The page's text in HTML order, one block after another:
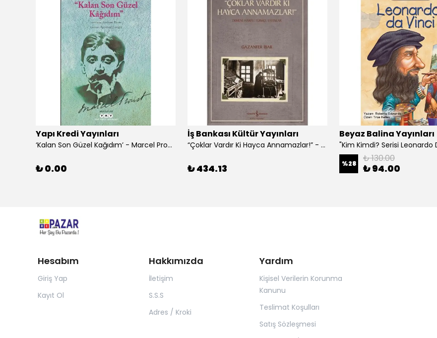
Yapı Kredi Yayınları
‘Kalan Son Güzel Kağıdım’ - Marcel Proust
₺ 0.00
İş Bankası Kültür Yayınları
“Çoklar Vardır Ki Hayca Annamazlar!” - Gazanfer İbar
₺ 434.13
Beyaz Balina Yayınları
%28 ₺ 130.00
₺ 94.00
Hesabım
Giriş Yap
Kayıt Ol
Hakkımızda
İletişim
S.S.S
Adres / Kroki
Yardım
Kişisel Verilerin Korunma
Kanunu
Teslimat Koşulları
Satış Sözleşmesi